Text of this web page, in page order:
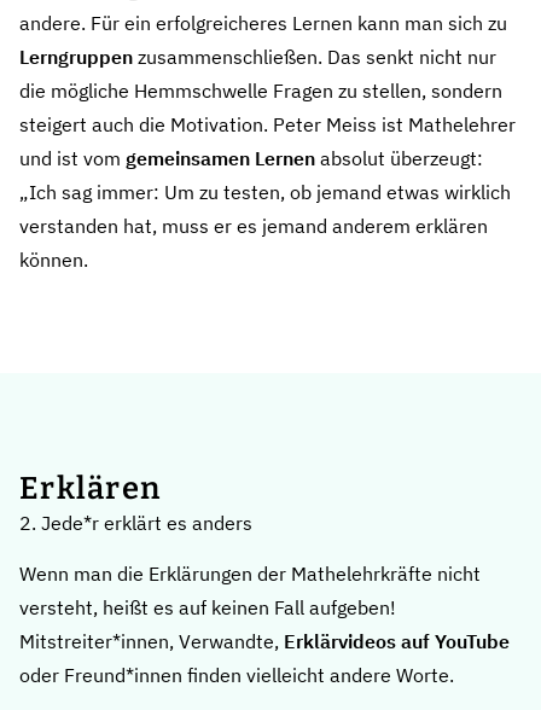
andere. Für ein erfolgreicheres Lernen kann man sich zu
Lerngruppen zusammenschließen. Das senkt nicht nur
die mögliche Hemmschwelle Fragen zu stellen, sondern
steigert auch die Motivation. Peter Meiss ist Mathelehrer
und ist vom gemeinsamen Lernen absolut überzeugt:
„Ich sag immer: Um zu testen, ob jemand etwas wirklich
verstanden hat, muss er es jemand anderem erklären
können.
Erklären
2. Jede*r erklärt es anders
Wenn man die Erklärungen der Mathelehrkräfte nicht
versteht, heißt es auf keinen Fall aufgeben!
Mitstreiter*innen, Verwandte, Erklärvideos auf YouTube
oder Freund*innen finden vielleicht andere Worte.